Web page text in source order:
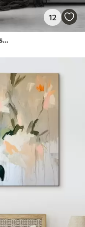
12
Fleurs blanches aux pétales délicats disposées dans un joli motif floral sur un fond clair